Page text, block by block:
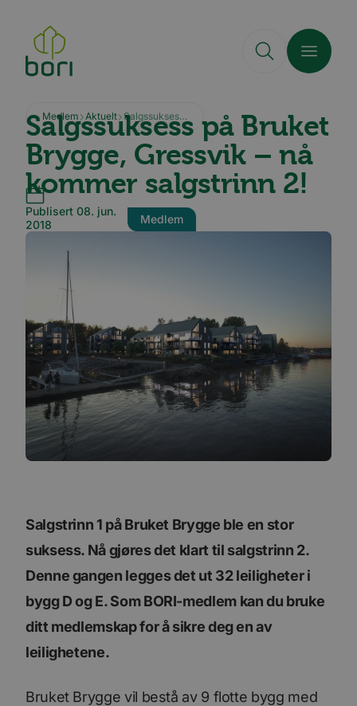
hovedinnhold
Medlem Aktuelt Salgssuksess på Bruket Brygge, Gressvik – nå kommer salgstrinn 2!
Salgssuksess på Bruket
Brygge, Gressvik – nå
kommer salgstrinn 2!
Publisert 08. jun.
2018
Medlem
Salgstrinn 1 på Bruket Brygge ble en stor
suksess. Nå gjøres det klart til salgstrinn 2.
Denne gangen legges det ut 32 leiligheter i
bygg D og E. Som BORI-medlem kan du bruke
ditt medlemskap for å sikre deg en av
leilighetene.
Bruket Brygge vil bestå av 9 flotte bygg med